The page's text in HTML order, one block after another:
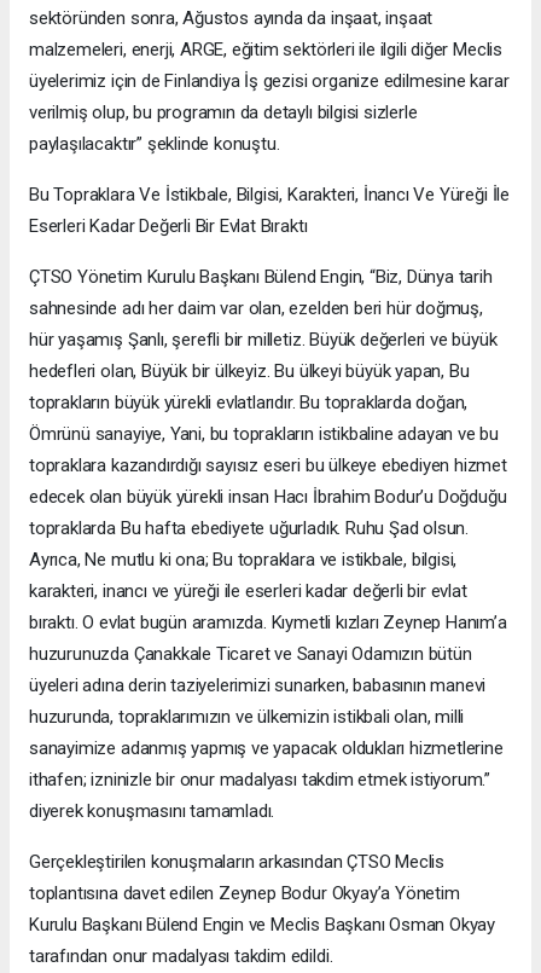
sektöründen sonra, Ağustos ayında da inşaat, inşaat
malzemeleri, enerji, ARGE, eğitim sektörleri ile ilgili diğer Meclis
üyelerimiz için de Finlandiya İş gezisi organize edilmesine karar
verilmiş olup, bu programın da detaylı bilgisi sizlerle
paylaşılacaktır” şeklinde konuştu.
Bu Topraklara Ve İstikbale, Bilgisi, Karakteri, İnancı Ve Yüreği İle
Eserleri Kadar Değerli Bir Evlat Bıraktı
ÇTSO Yönetim Kurulu Başkanı Bülend Engin, “Biz, Dünya tarih
sahnesinde adı her daim var olan, ezelden beri hür doğmuş,
hür yaşamış Şanlı, şerefli bir milletiz. Büyük değerleri ve büyük
hedefleri olan, Büyük bir ülkeyiz. Bu ülkeyi büyük yapan, Bu
toprakların büyük yürekli evlatlarıdır. Bu topraklarda doğan,
Ömrünü sanayiye, Yani, bu toprakların istikbaline adayan ve bu
topraklara kazandırdığı sayısız eseri bu ülkeye ebediyen hizmet
edecek olan büyük yürekli insan Hacı İbrahim Bodur’u Doğduğu
topraklarda Bu hafta ebediyete uğurladık. Ruhu Şad olsun.
Ayrıca, Ne mutlu ki ona; Bu topraklara ve istikbale, bilgisi,
karakteri, inancı ve yüreği ile eserleri kadar değerli bir evlat
bıraktı. O evlat bugün aramızda. Kıymetli kızları Zeynep Hanım’a
huzurunuzda Çanakkale Ticaret ve Sanayi Odamızın bütün
üyeleri adına derin taziyelerimizi sunarken, babasının manevi
huzurunda, topraklarımızın ve ülkemizin istikbali olan, milli
sanayimize adanmış yapmış ve yapacak oldukları hizmetlerine
ithafen; izninizle bir onur madalyası takdim etmek istiyorum.”
diyerek konuşmasını tamamladı.
Gerçekleştirilen konuşmaların arkasından ÇTSO Meclis
toplantısına davet edilen Zeynep Bodur Okyay’a Yönetim
Kurulu Başkanı Bülend Engin ve Meclis Başkanı Osman Okyay
tarafından onur madalyası takdim edildi.